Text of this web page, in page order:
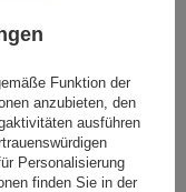
Funktion der
anzubieten, den
ausführen
Personalisierung
finden Sie in der